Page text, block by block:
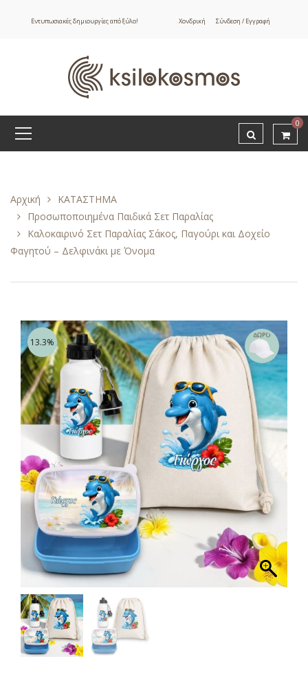
Εντυπωσιακές δημιουργίες από ξύλο! Χονδρική Σύνδεση / Εγγραφή
0
Αρχική
ΚΑΤΑΣΤΗΜΑ
Προσωποποιημένα Παιδικά Σετ Παραλίας
Καλοκαιρινό Σετ Παραλίας Σάκος, Παγούρι και Δοχείο
Φαγητού – Δελφινάκι με Όνομα
13.3%